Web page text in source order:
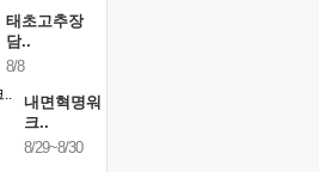
태초고추장
담..
8/8
내면혁명워
크..
8/29~8/30